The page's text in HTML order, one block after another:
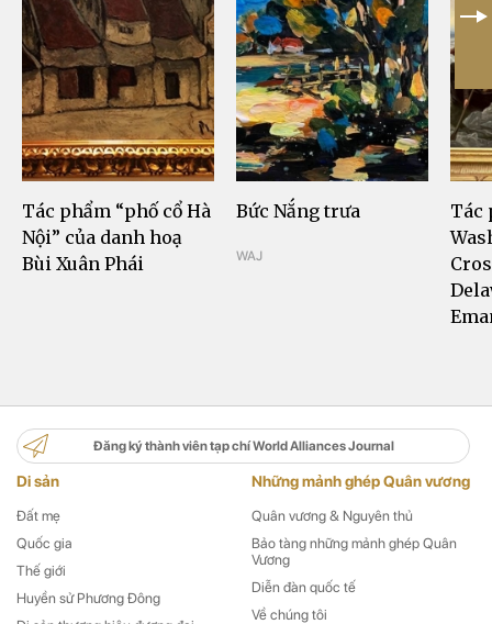
Tác phẩm “phố cổ Hà
Nội” của danh hoạ
Bùi Xuân Phái
Bức Nắng trưa
WAJ
Tác
Di sản
Đất mẹ
Quốc gia
Thế giới
Huyền sử Phương Đông
Những mảnh ghép Quân vương
Quân vương & Nguyên thủ
Bảo tàng những mảnh ghép Quân
Vương
Diễn đàn quốc tế
Về chúng tôi
Đăng ký thành viên tạp chí World Alliances Journal